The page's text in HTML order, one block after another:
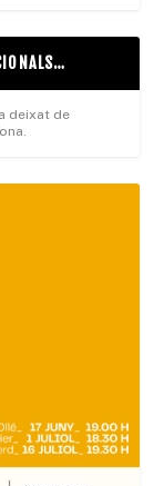
deixat de